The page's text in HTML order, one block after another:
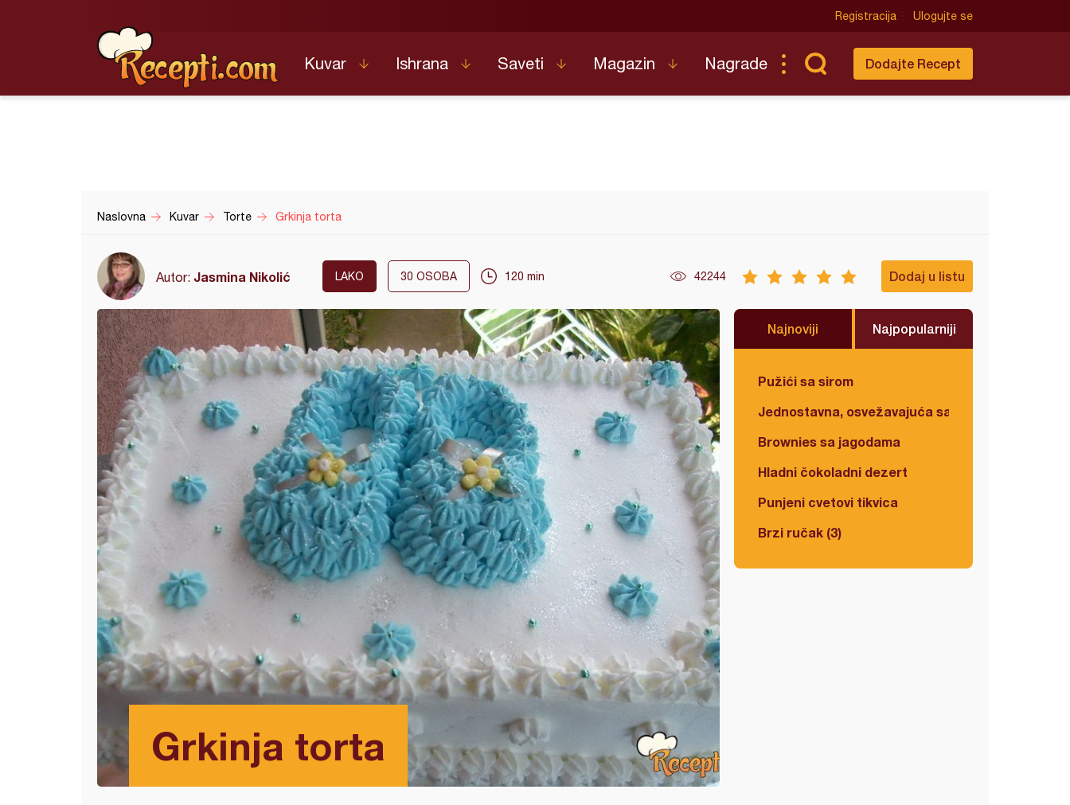
Registracija Ulogujte se
Kuvar Ishrana Saveti Magazin Nagrade Dodajte Recept
Naslovna Kuvar Torte Grkinja torta
Autor: Jasmina Nikolić LAKO 30 OSOBA 120 min 42244 Dodaj u listu
Grkinja torta
Najnoviji Najpopularniji
Pužići sa sirom
Jednostavna, osvežavajuća salata
Brownies sa jagodama
Hladni čokoladni dezert
Punjeni cvetovi tikvica
Brzi ručak (3)